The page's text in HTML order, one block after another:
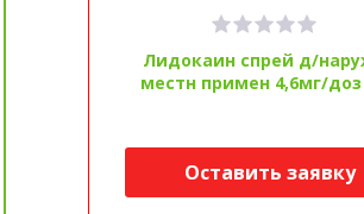
Лидокаин спрей д/
местн примен 4,6мг/доз
Оставить заявку